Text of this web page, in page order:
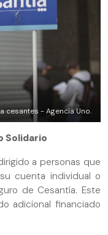
cesantes - Agencia Uno.
Solidario
a personas que
cuenta individual o
de Cesantía. Este
adicional financiado